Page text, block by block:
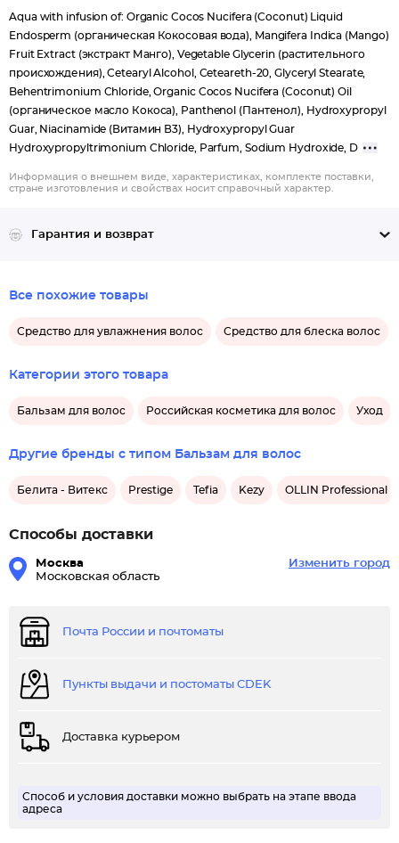
Aqua with infusion of: Organic Cocos Nucifera (Coconut) Liquid
Endosperm (органическая Кокосовая вода), Mangifera Indica (Mango)
Fruit Extract (экстракт Манго), Vegetable Glycerin (растительного
происхождения), Cetearyl Alcohol, Ceteareth-20, Glyceryl Stearate,
Behentrimonium Chloride, Organic Cocos Nucifera (Coconut) Oil
(органическое масло Кокоса), Panthenol (Пантенол), Hydroxypropyl
Guar, Niacinamide (Витамин В3), Hydroxypropyl Guar
Hydroxypropyltrimonium Chloride, Parfum, Sodium Hydroxide, D
Информация о внешнем виде, характеристиках, комплекте поставки,
стране изготовления и свойствах носит справочный характер.
Гарантия и возврат
Все похожие товары
Средство для увлажнения волос Средство для блеска волос
Категории этого товара
Бальзам для волос Российская косметика для волос Уход
Другие бренды с типом Бальзам для волос
Белита - Витекс Prestige Tefia Kezy OLLIN Professional
Способы доставки
Москва
Московская область
Изменить город
Почта России и почтоматы
Пункты выдачи и постоматы CDEK
Доставка курьером
Способ и условия доставки можно выбрать на этапе ввода
адреса